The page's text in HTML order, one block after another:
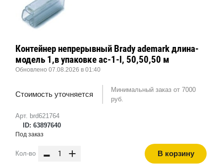
Арт. brd621764
ID: 63897640
Контейнер непрерывный Brady ademark длина-
модель 1,в упаковке ac-1-l, 50,50,50 м
Обновлено 07.08.2026 в 01:40
Стоимость уточняется
Минимальный заказ от 7000
руб.
Под заказ
Кол-во - + В корзину